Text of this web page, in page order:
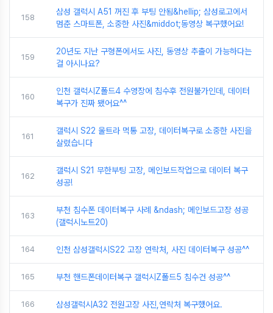
158
삼성 갤럭시 A51 꺼진 후 부팅 안됨&hellip; 삼성로고에서
멈춘 스마트폰, 소중한 사진&middot;동영상 복구했어요!
159
20년도 지난 구형폰에서도 사진, 동영상 추출이 가능하다는
걸 아시나요?
160
인천 갤럭시Z폴드4 수영장에 침수후 전원불가인데, 데이터
복구가 진짜 됐어요^^
161
갤럭시 S22 울트라 먹통 고장, 데이터복구로 소중한 사진을
살렸습니다
162
갤럭시 S21 무한부팅 고장, 메인보드작업으로 데이터 복구
성공!
163
부천 침수폰 데이터복구 사례 &ndash; 메인보드고장 성공
(갤럭시노트20)
164 인천 삼성갤럭시S22 고장 연락처, 사진 데이터복구 성공^^
165 부천 핸드폰데이터복구 갤럭시Z폴드5 침수건 성공^^
166 삼성갤럭시A32 전원고장 사진,연락처 복구했어요.